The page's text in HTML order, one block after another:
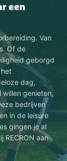
een
Van
Of de
geborgd
dag,
willen genieten,
bedrijven
in de leisure
gingen je al
RECRON aan